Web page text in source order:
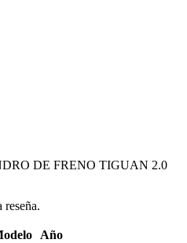
DE FRENO TIGUAN 2.0
Año